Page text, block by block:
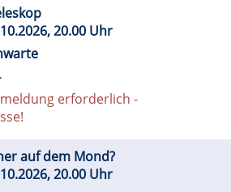
20.00 Uhr
erforderlich -
auf dem Mond?
20.00 Uhr